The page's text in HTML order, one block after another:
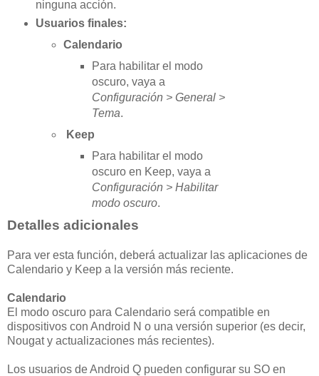
ninguna acción.
Usuarios finales:
Calendario
Para habilitar el modo
oscuro, vaya a
Configuración > General >
Tema.
Keep
Para habilitar el modo
oscuro en Keep, vaya a
Configuración > Habilitar
modo oscuro.
Detalles adicionales
Para ver esta función, deberá actualizar las aplicaciones de
Calendario y Keep a la versión más reciente.
Calendario
El modo oscuro para Calendario será compatible en
dispositivos con Android N o una versión superior (es decir,
Nougat y actualizaciones más recientes).
Los usuarios de Android Q pueden configurar su SO en